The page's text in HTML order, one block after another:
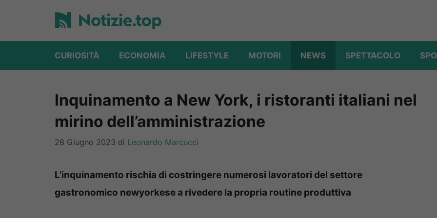
contenuto
CURIOSITÀ ECONOMIA LIFESTYLE MOTORI NEWS SPETTACOLO
Inquinamento a New York, i ristoranti italiani nel
mirino dell’amministrazione
28 Giugno 2023 di Leonardo Marcucci
L’inquinamento rischia di costringere numerosi lavoratori del settore
gastronomico newyorkese a rivedere la propria routine produttiva